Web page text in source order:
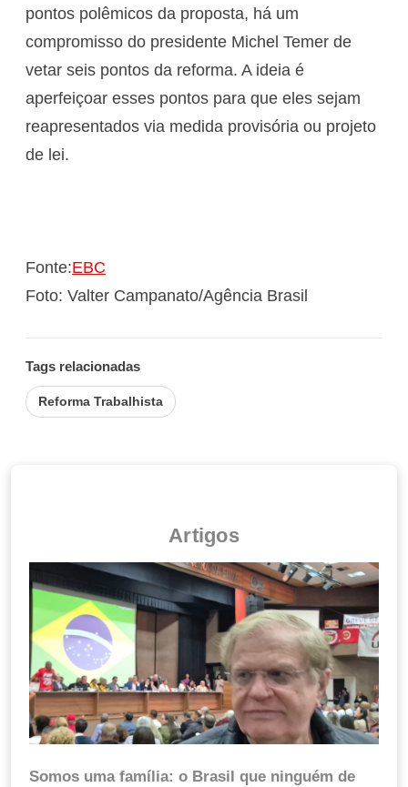
pontos polêmicos da proposta, há um
compromisso do presidente Michel Temer de
vetar seis pontos da reforma. A ideia é
aperfeiçoar esses pontos para que eles sejam
reapresentados via medida provisória ou projeto
de lei.
Fonte:EBC
Foto: Valter Campanato/Agência Brasil
Tags relacionadas
Reforma Trabalhista
Artigos
Somos uma família: o Brasil que ninguém de